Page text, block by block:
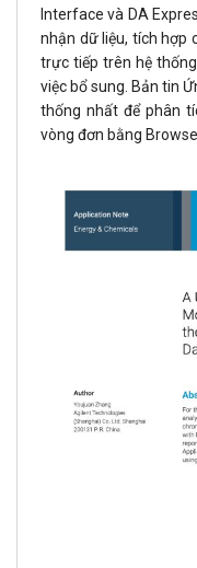
Interface và DA
nhận dữ liệu, tích hợp
trực tiếp trên hệ
việc bổ sung. Bản tin
thống nhất để phân
vòng đơn bằng